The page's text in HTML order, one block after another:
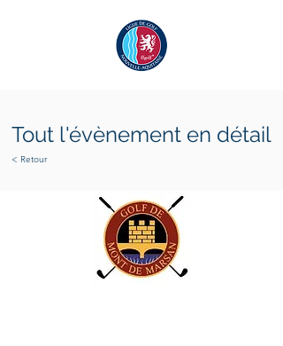
Tout l'évènement en détail
< Retour